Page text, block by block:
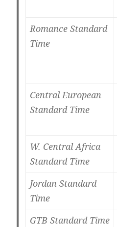
Romance Standard
Time
Central European
Standard Time
W. Central Africa
Standard Time
Jordan Standard
Time
GTB Standard Time